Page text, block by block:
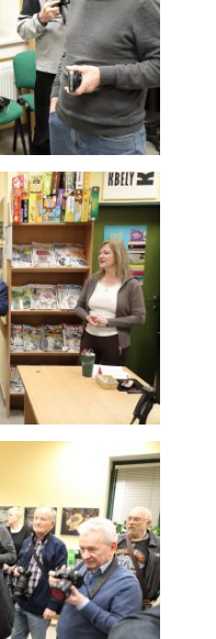
získaná
pomocí těchto
cookies
zpracováváme
souhrnně, bez
použití
identifikátorů,
které ukazují
na konkrétní
uživatelé
našeho webu.
Pokud
vypnete
používání
analytických
cookies ve
vztahu k Vaší
návštěvě,
ztrácíme
možnost
analýzy
výkonu a
opatření.
Personalizované
soubory cookie
Používáme rovněž